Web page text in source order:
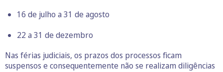
16 de julho a 31 de agosto
22 a 31 de dezembro
Nas férias judiciais, os prazos dos processos ficam
suspensos e consequentemente não se realizam diligências